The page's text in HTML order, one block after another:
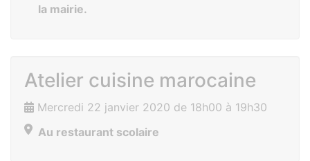
la mairie.
Atelier cuisine marocaine
Mercredi 22 janvier 2020 de 18h00 à 19h30
Au restaurant scolaire